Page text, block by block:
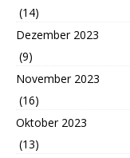
(14)
Dezember 2023
(9)
November 2023
(16)
Oktober 2023
(13)